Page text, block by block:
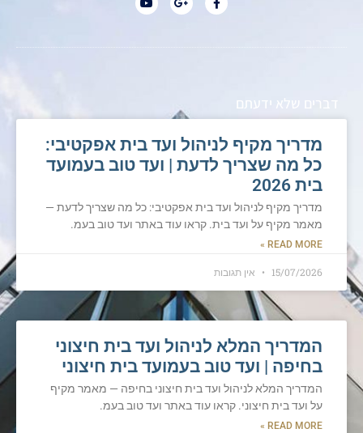
דברים שלא ידעתם
מדריך מקיף לניהול ועד בית אפקטיבי:
כל מה שצריך לדעת | ועד טוב בעמועד
בית 2026
מדריך מקיף לניהול ועד בית אפקטיבי: כל מה שצריך לדעת —
מאמר מקיף על ועד בית. קראו עוד באתר ועד טוב בעמ.
READ MORE »
15/07/2026 אין תגובות
המדריך המלא לניהול ועד בית חיצוני
בחיפה | ועד טוב בעמועד בית חיצוני
המדריך המלא לניהול ועד בית חיצוני בחיפה — מאמר מקיף
על ועד בית חיצוני. קראו עוד באתר ועד טוב בעמ.
READ MORE »